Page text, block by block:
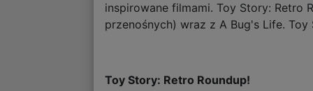
inspirowane filmami. Toy Story: Retro
przenośnych) wraz z A Bug's Life.
Toy Story: Retro Roundup!